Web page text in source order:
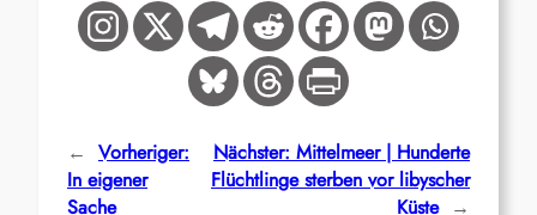
← Vorheriger:
In eigener
Sache
Nächster: Mittelmeer | Hunderte
Flüchtlinge sterben vor libyscher
Küste →